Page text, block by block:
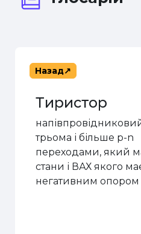
Назад
Тиристор
трьома і більше p-n
переходами, який
стани і ВАХ якого
негативним опором